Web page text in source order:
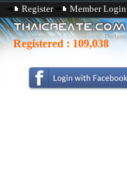
Register Member Login
Registered : 109,038